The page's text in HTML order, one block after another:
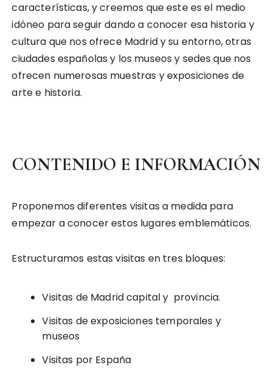
características, y creemos que este es el medio
idóneo para seguir dando a conocer esa historia y
cultura que nos ofrece Madrid y su entorno, otras
ciudades españolas y los museos y sedes que nos
ofrecen numerosas muestras y exposiciones de
arte e historia.
CONTENIDO E INFORMACIÓN
Proponemos diferentes visitas a medida para
empezar a conocer estos lugares emblemáticos.
Estructuramos estas visitas en tres bloques:
Visitas de Madrid capital y provincia.
Visitas de exposiciones temporales y
museos
Visitas por España